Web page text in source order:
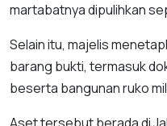
martabatnya dipulihkan
Selain itu, majelis
barang bukti, termasuk
beserta bangunan ruko